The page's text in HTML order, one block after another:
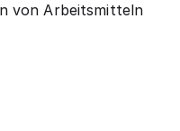
von Arbeitsmitteln